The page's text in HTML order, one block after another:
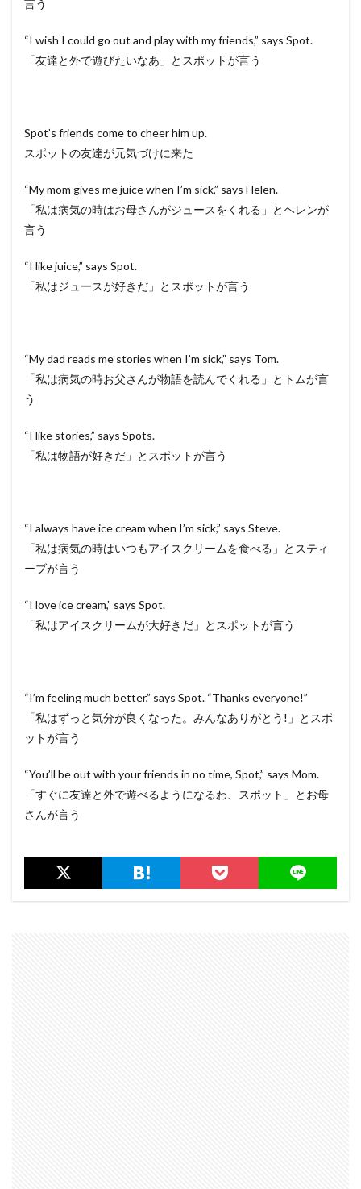
言う
“I wish I could go out and play with my friends,” says Spot.
「友達と外で遊びたいなあ」とスポットが言う
Spot’s friends come to cheer him up.
スポットの友達が元気づけに来た
“My mom gives me juice when I’m sick,” says Helen.
「私は病気の時はお母さんがジュースをくれる」とヘレンが
言う
“I like juice,” says Spot.
「私はジュースが好きだ」とスポットが言う
“My dad reads me stories when I’m sick,” says Tom.
「私は病気の時お父さんが物語を読んでくれる」とトムが言
う
“I like stories,” says Spots.
「私は物語が好きだ」とスポットが言う
“I always have ice cream when I’m sick,” says Steve.
「私は病気の時はいつもアイスクリームを食べる」とスティ
ーブが言う
“I love ice cream,” says Spot.
「私はアイスクリームが大好きだ」とスポットが言う
“I’m feeling much better,” says Spot. “Thanks everyone!”
「私はずっと気分が良くなった。みんなありがとう!」とスポ
ットが言う
“You’ll be out with your friends in no time, Spot,” says Mom.
「すぐに友達と外で遊べるようになるわ、スポット」とお母
さんが言う